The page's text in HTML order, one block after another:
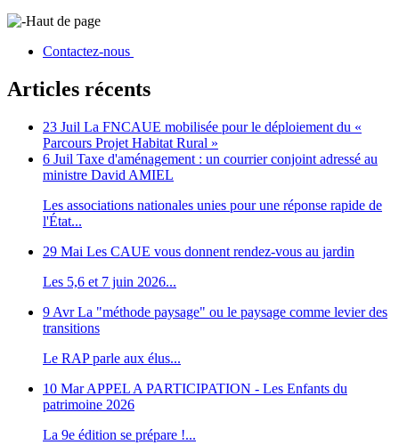
Haut de page
Contactez-nous
Articles récents
23 Juil La FNCAUE mobilisée pour le déploiement du «
Parcours Projet Habitat Rural »
6 Juil Taxe d'aménagement : un courrier conjoint adressé au
ministre David AMIEL
Les associations nationales unies pour une réponse rapide de
l'État...
29 Mai Les CAUE vous donnent rendez-vous au jardin
Les 5,6 et 7 juin 2026...
9 Avr La "méthode paysage" ou le paysage comme levier des
transitions
Le RAP parle aux élus...
10 Mar APPEL A PARTICIPATION - Les Enfants du
patrimoine 2026
La 9e édition se prépare !...